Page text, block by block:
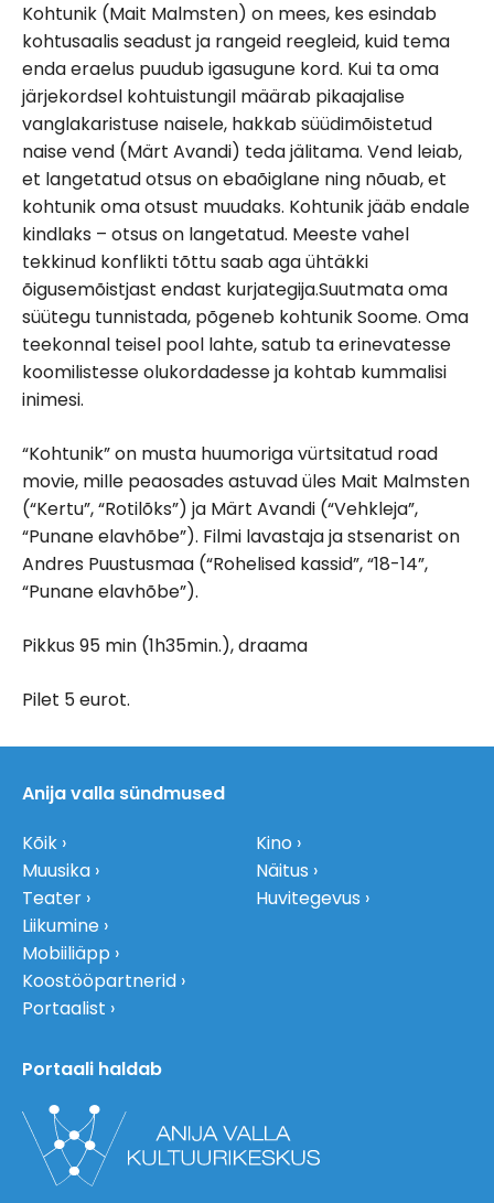
Kohtunik (Mait Malmsten) on mees, kes esindab
kohtusaalis seadust ja rangeid reegleid, kuid tema
enda eraelus puudub igasugune kord. Kui ta oma
järjekordsel kohtuistungil määrab pikaajalise
vanglakaristuse naisele, hakkab süüdimõistetud
naise vend (Märt Avandi) teda jälitama. Vend leiab,
et langetatud otsus on ebaõiglane ning nõuab, et
kohtunik oma otsust muudaks. Kohtunik jääb endale
kindlaks – otsus on langetatud. Meeste vahel
tekkinud konflikti tõttu saab aga ühtäkki
õigusemõistjast endast kurjategija.Suutmata oma
süütegu tunnistada, põgeneb kohtunik Soome. Oma
teekonnal teisel pool lahte, satub ta erinevatesse
koomilistesse olukordadesse ja kohtab kummalisi
inimesi.
“Kohtunik” on musta huumoriga vürtsitatud road
movie, mille peaosades astuvad üles Mait Malmsten
(“Kertu”, “Rotilõks”) ja Märt Avandi (“Vehkleja”,
“Punane elavhõbe”). Filmi lavastaja ja stsenarist on
Andres Puustusmaa (“Rohelised kassid”, “18-14”,
“Punane elavhõbe”).
Pikkus 95 min (1h35min.), draama
Pilet 5 eurot.
Anija valla sündmused
Kõik
Muusika
Teater
Liikumine
Kino
Näitus
Huvitegevus
Mobiiliäpp
Koostööpartnerid
Portaalist
Portaali haldab